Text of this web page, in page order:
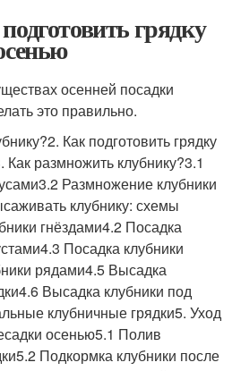
грядку
осенней посадки
это правильно.
Как подготовить грядку
размножить клубнику?3.1
Размножение клубники
клубнику: схемы
гнёздами4.2 Посадка
Посадка клубники
рядами4.5 Высадка
Высадка клубники под
клубничные грядки5. Уход
осенью5.1 Полив
Подкормка клубники после